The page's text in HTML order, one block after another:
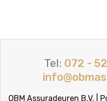
Tel: 072 -
OBM Assuradeuren B.V. |